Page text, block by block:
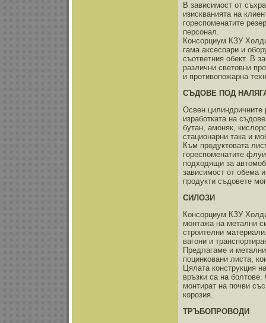
В зависимост от
изискванията на
гореспоменатите
персонал.
Консорциум КЗУ
гама аксесоари и
съответния обект. В
различни световни
и противопожарна
СЪДОВЕ ПОД
Освен цилиндричните
изработката на
бутан, амоняк,
стационарни така и
Към продуктовата
гореспоменатите
подходящи за
зависимост от обема
продукти съдовете
СИЛОЗИ
Консорциум КЗУ
монтажа на метални
строителни
вагони и
Предлагаме и
поцинковани листа,
Цялата конструкция
връзки са на
монтират на почви
корозия.
ТРЪБОПРОВОДИ